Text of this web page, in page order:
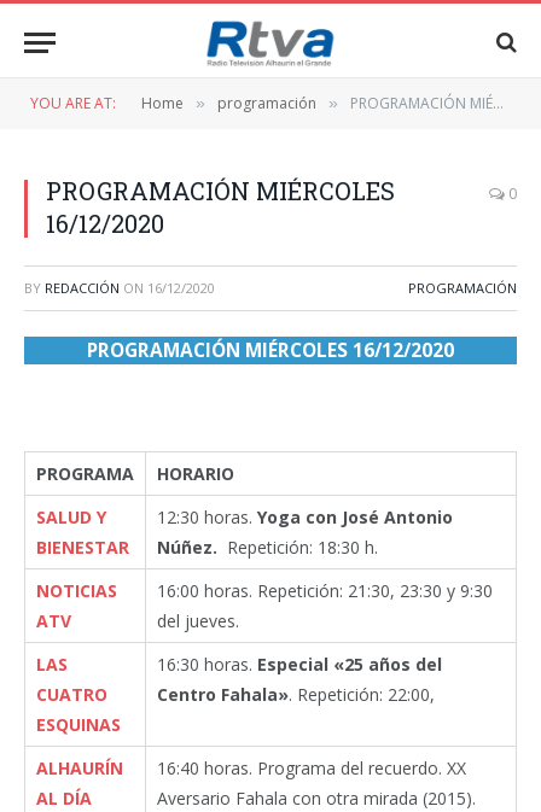
YOU ARE AT: Home » programación » PROGRAMACIÓN MIÉRCOLES 16/12/2020
PROGRAMACIÓN MIÉRCOLES
16/12/2020
0
BY REDACCIÓN ON 16/12/2020 PROGRAMACIÓN
PROGRAMACIÓN MIÉRCOLES 16/12/2020
PROGRAMA
HORARIO
SALUD Y
BIENESTAR
12:30 horas. Yoga con José Antonio
Núñez. Repetición: 18:30 h.
NOTICIAS
ATV
16:00 horas. Repetición: 21:30, 23:30 y 9:30
del jueves.
LAS
CUATRO
ESQUINAS
16:30 horas. Especial «25 años del
Centro Fahala». Repetición: 22:00,
ALHAURÍN
AL DÍA
16:40 horas. Programa del recuerdo. XX
Aversario Fahala con otra mirada (2015).